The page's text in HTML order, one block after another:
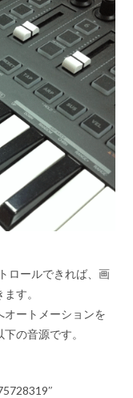
ロールできれば、画
す。
オートメーションを
の音源です。